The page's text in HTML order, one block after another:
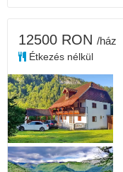
12500 RON /ház
Étkezés nélkül